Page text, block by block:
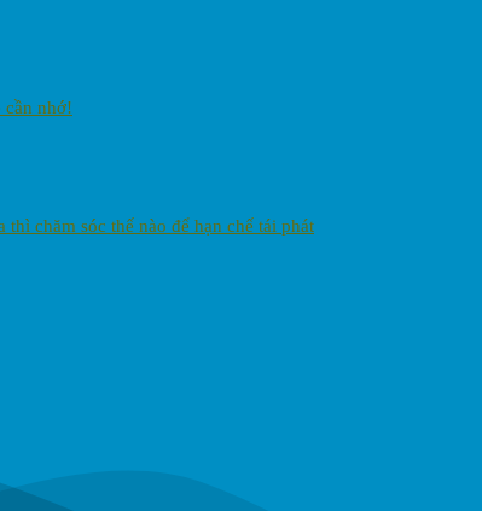
cần nhớ!
chăm sóc thế nào để hạn chế tái phát